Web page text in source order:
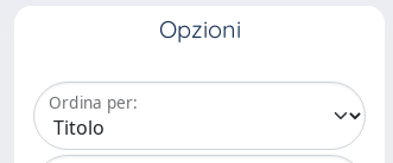
Opzioni
Ordina per: